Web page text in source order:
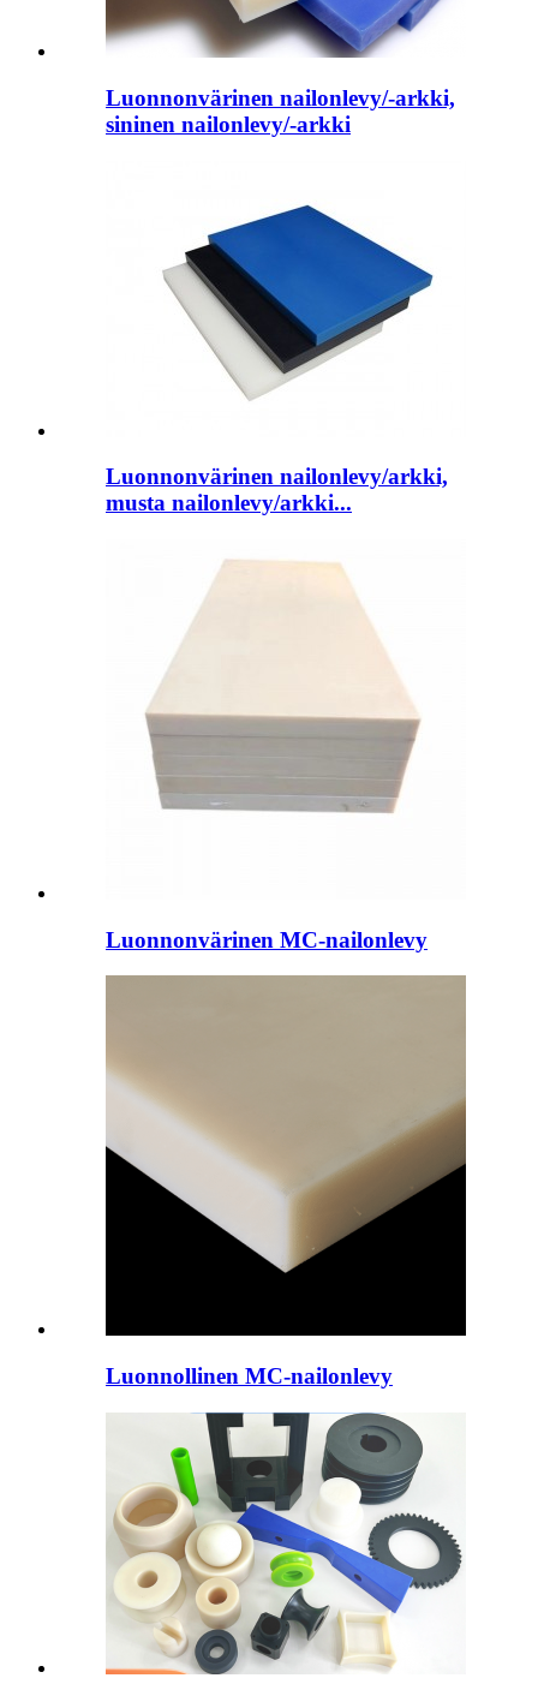
Luonnonvärinen nailonlevy/-arkki,
sininen nailonlevy/-arkki
Luonnonvärinen nailonlevy/arkki,
musta nailonlevy/arkki...
Luonnonvärinen MC-nailonlevy
Luonnollinen MC-nailonlevy